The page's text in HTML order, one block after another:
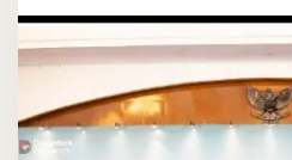
Triliun